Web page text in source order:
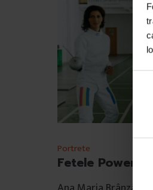
i
Portrete
Fetele Power